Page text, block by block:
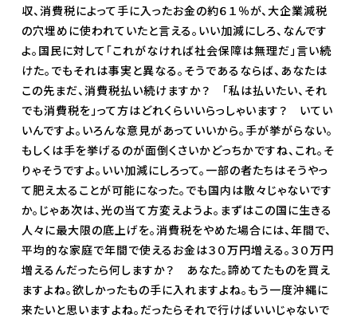
収、消費税によって手に入ったお金の約６１％が、大企業減税
の穴埋めに使われていたと言える。いい加減にしろ、なんです
よ。国民に対して「これがなければ社会保障は無理だ」言い続
けた。でもそれは事実と異なる。そうであるならば、あなたは
この先まだ、消費税払い続けますか？ 「私は払いたい、それ
でも消費税を」って方はどれくらいいらっしゃいます？ いてい
いんですよ。いろんな意見があっていいから。手が挙がらない。
もしくは手を挙げるのが面倒くさいかどっちかですね、これ。そ
りゃそうですよ。いい加減にしろって。一部の者たちはそうやっ
て肥え太ることが可能になった。でも国内は散々じゃないです
か。じゃあ次は、光の当て方変えようよ。まずはこの国に生きる
人々に最大限の底上げを。消費税をやめた場合には、年間で、
平均的な家庭で年間で使えるお金は３０万円増える。３０万円
増えるんだったら何しますか？ あなた。諦めてたものを買え
ますよね。欲しかったもの手に入れますよね。もう一度沖縄に
来たいと思いますよね。だったらそれで行けばいいじゃないで